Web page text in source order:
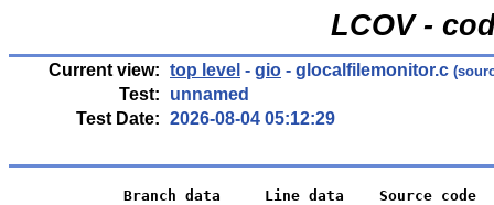
LCOV -
Current view: top level - gio - glocalfilemonitor.c
Test:
unnamed
Test Date: 2026-08-04 05:12:29
             Branch data     Line data    Source code